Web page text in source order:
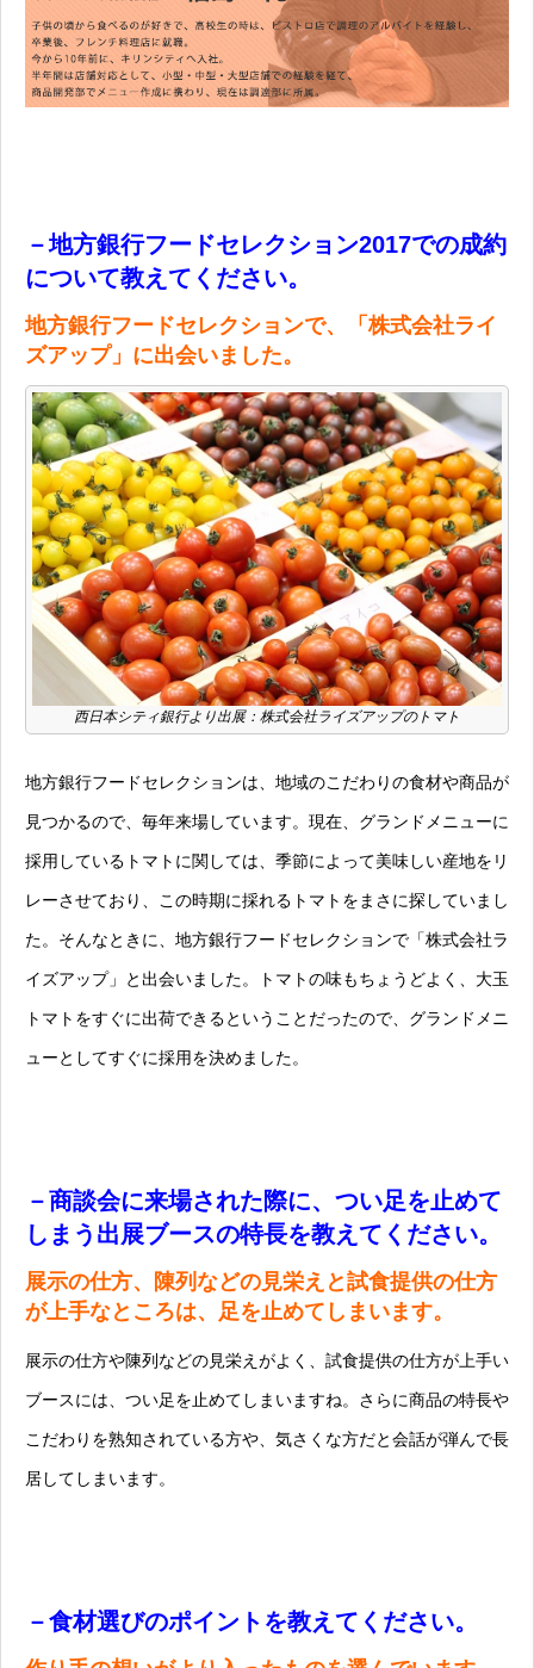
－地方銀行フードセレクション2017での成約
について教えてください。
地方銀行フードセレクションで、「株式会社ライ
ズアップ」に出会いました。
西日本シティ銀行より出展：株式会社ライズアップのトマト
地方銀行フードセレクションは、地域のこだわりの食材や商品が
見つかるので、毎年来場しています。現在、グランドメニューに
採用しているトマトに関しては、季節によって美味しい産地をリ
レーさせており、この時期に採れるトマトをまさに探していまし
た。そんなときに、地方銀行フードセレクションで「株式会社ラ
イズアップ」と出会いました。トマトの味もちょうどよく、大玉
トマトをすぐに出荷できるということだったので、グランドメニ
ューとしてすぐに採用を決めました。
－商談会に来場された際に、つい足を止めて
しまう出展ブースの特長を教えてください。
展示の仕方、陳列などの見栄えと試食提供の仕方
が上手なところは、足を止めてしまいます。
展示の仕方や陳列などの見栄えがよく、試食提供の仕方が上手い
ブースには、つい足を止めてしまいますね。さらに商品の特長や
こだわりを熟知されている方や、気さくな方だと会話が弾んで長
居してしまいます。
－食材選びのポイントを教えてください。